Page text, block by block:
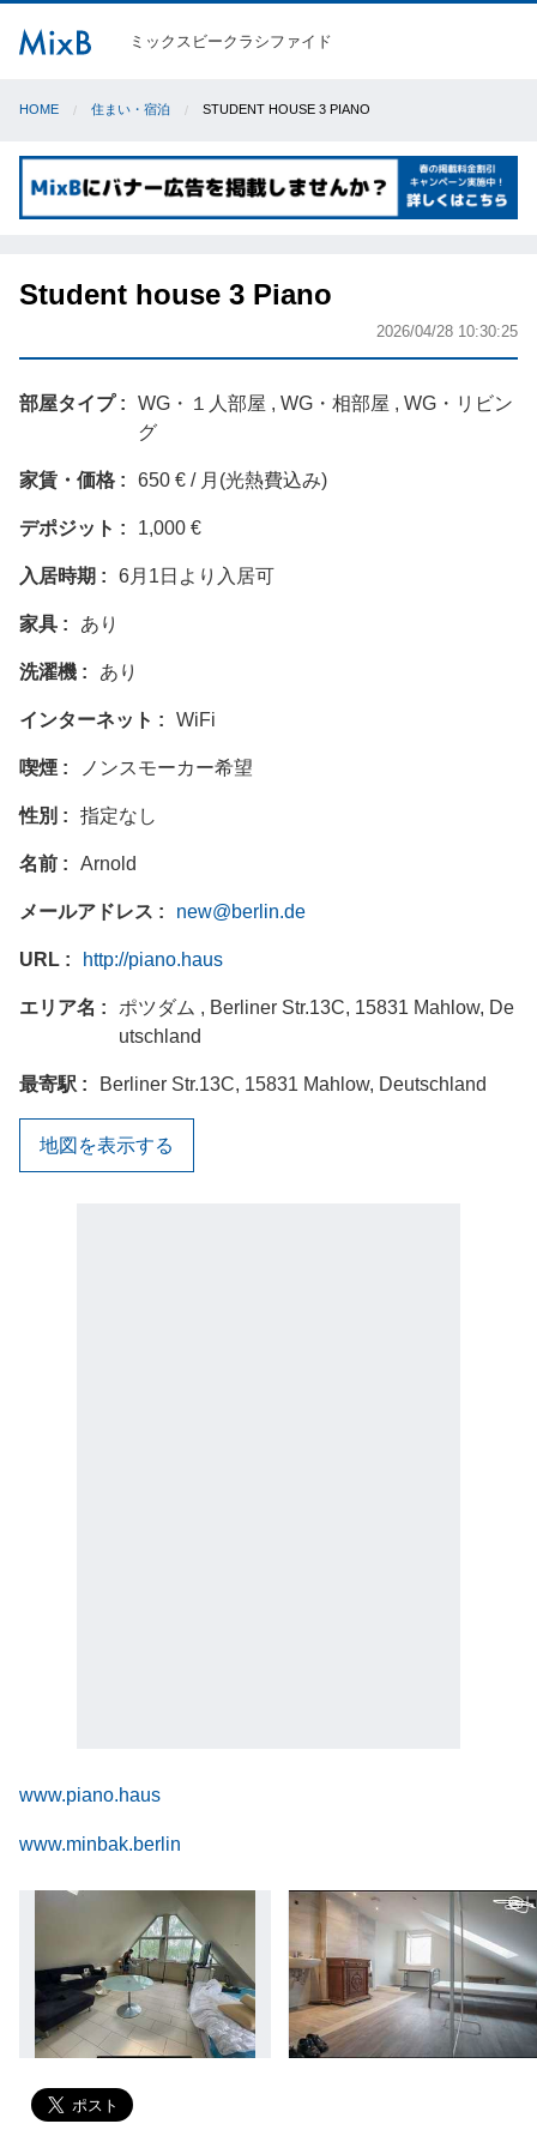
ミックスビークラシファイド
HOME 住まい・宿泊 STUDENT HOUSE 3 PIANO
Student house 3 Piano
2026/04/28 10:30:25
部屋タイプ
WG・１人部屋 , WG・相部屋 , WG・リビン
グ
家賃・価格 650 € / 月(光熱費込み)
デポジット 1,000 €
入居時期 6月1日より入居可
家具 あり
洗濯機 あり
インターネット WiFi
喫煙 ノンスモーカー希望
性別 指定なし
名前 Arnold
メールアドレス new@berlin.de
URL http://piano.haus
エリア名
ポツダム , Berliner Str.13C, 15831 Mahlow, De
utschland
最寄駅 Berliner Str.13C, 15831 Mahlow, Deutschland
地図を表示する
www.piano.haus
www.minbak.berlin